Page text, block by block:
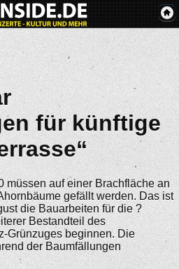
für künftige
müssen auf einer Brachfläche an
gefällt werden. Das ist
die Bauarbeiten für die ?
Bestandteil des
Grünzuges beginnen. Die
der Baumfällungen